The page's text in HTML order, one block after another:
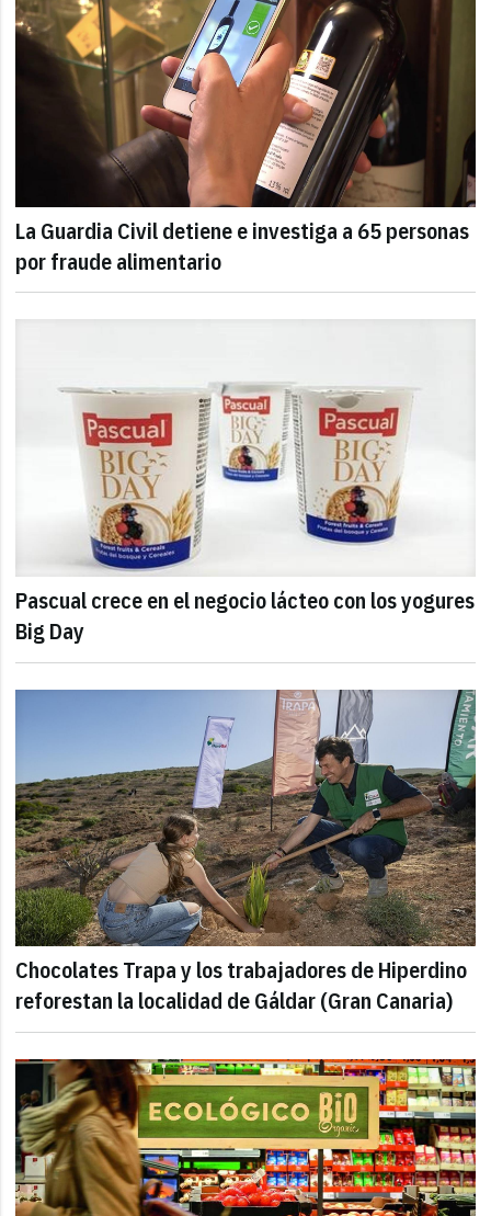
La Guardia Civil detiene e investiga a 65 personas
por fraude alimentario
Pascual crece en el negocio lácteo con los yogures
Big Day
Chocolates Trapa y los trabajadores de Hiperdino
reforestan la localidad de Gáldar (Gran Canaria)